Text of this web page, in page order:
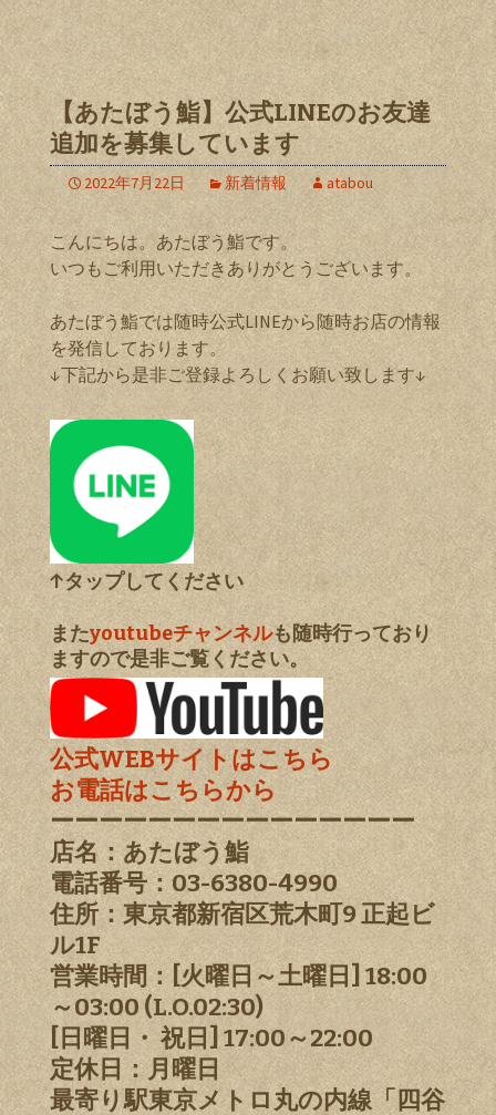
【あたぼう鮨】公式LINEのお友達
追加を募集しています
2022年7月22日 新着情報 atabou
こんにちは。あたぼう鮨です。
いつもご利用いただきありがとうございます。
あたぼう鮨では随時公式LINEから随時お店の情報
を発信しております。
↓下記から是非ご登録よろしくお願い致します↓
↑タップしてください
またyoutubeチャンネルも随時行っており
ますので是非ご覧ください。
公式WEBサイトはこちら
お電話はこちらから
ーーーーーーーーーーーーーーー
店名：あたぼう鮨
電話番号：03-6380-4990
住所：東京都新宿区荒木町9 正起ビ
ル1F
営業時間：[火曜日～土曜日] 18:00
～03:00 (L.O.02:30)
[日曜日・ 祝日] 17:00～22:00
定休日：月曜日
最寄り駅東京メトロ丸の内線「四谷